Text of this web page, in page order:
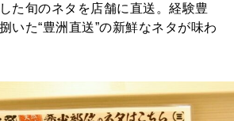
た旬のネタを店舗に直送。経験豊
いた“豊洲直送”の新鮮なネタが味わ